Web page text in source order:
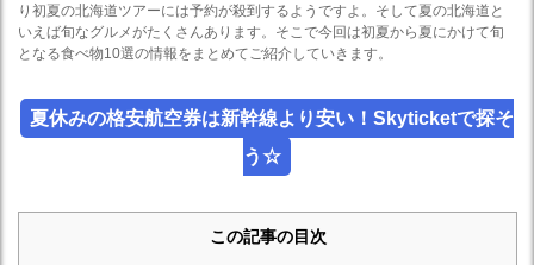
り初夏の北海道ツアーには予約が殺到するようですよ。そして夏の北海道と
いえば旬なグルメがたくさんあります。そこで今回は初夏から夏にかけて旬
となる食べ物10選の情報をまとめてご紹介していきます。
夏休みの格安航空券は新幹線より安い！Skyticketで探そ
う☆
この記事の目次